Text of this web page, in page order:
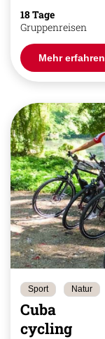
18 Tage
Gruppenreisen
Mehr erfahren
Sport Natur
Cuba
cycling